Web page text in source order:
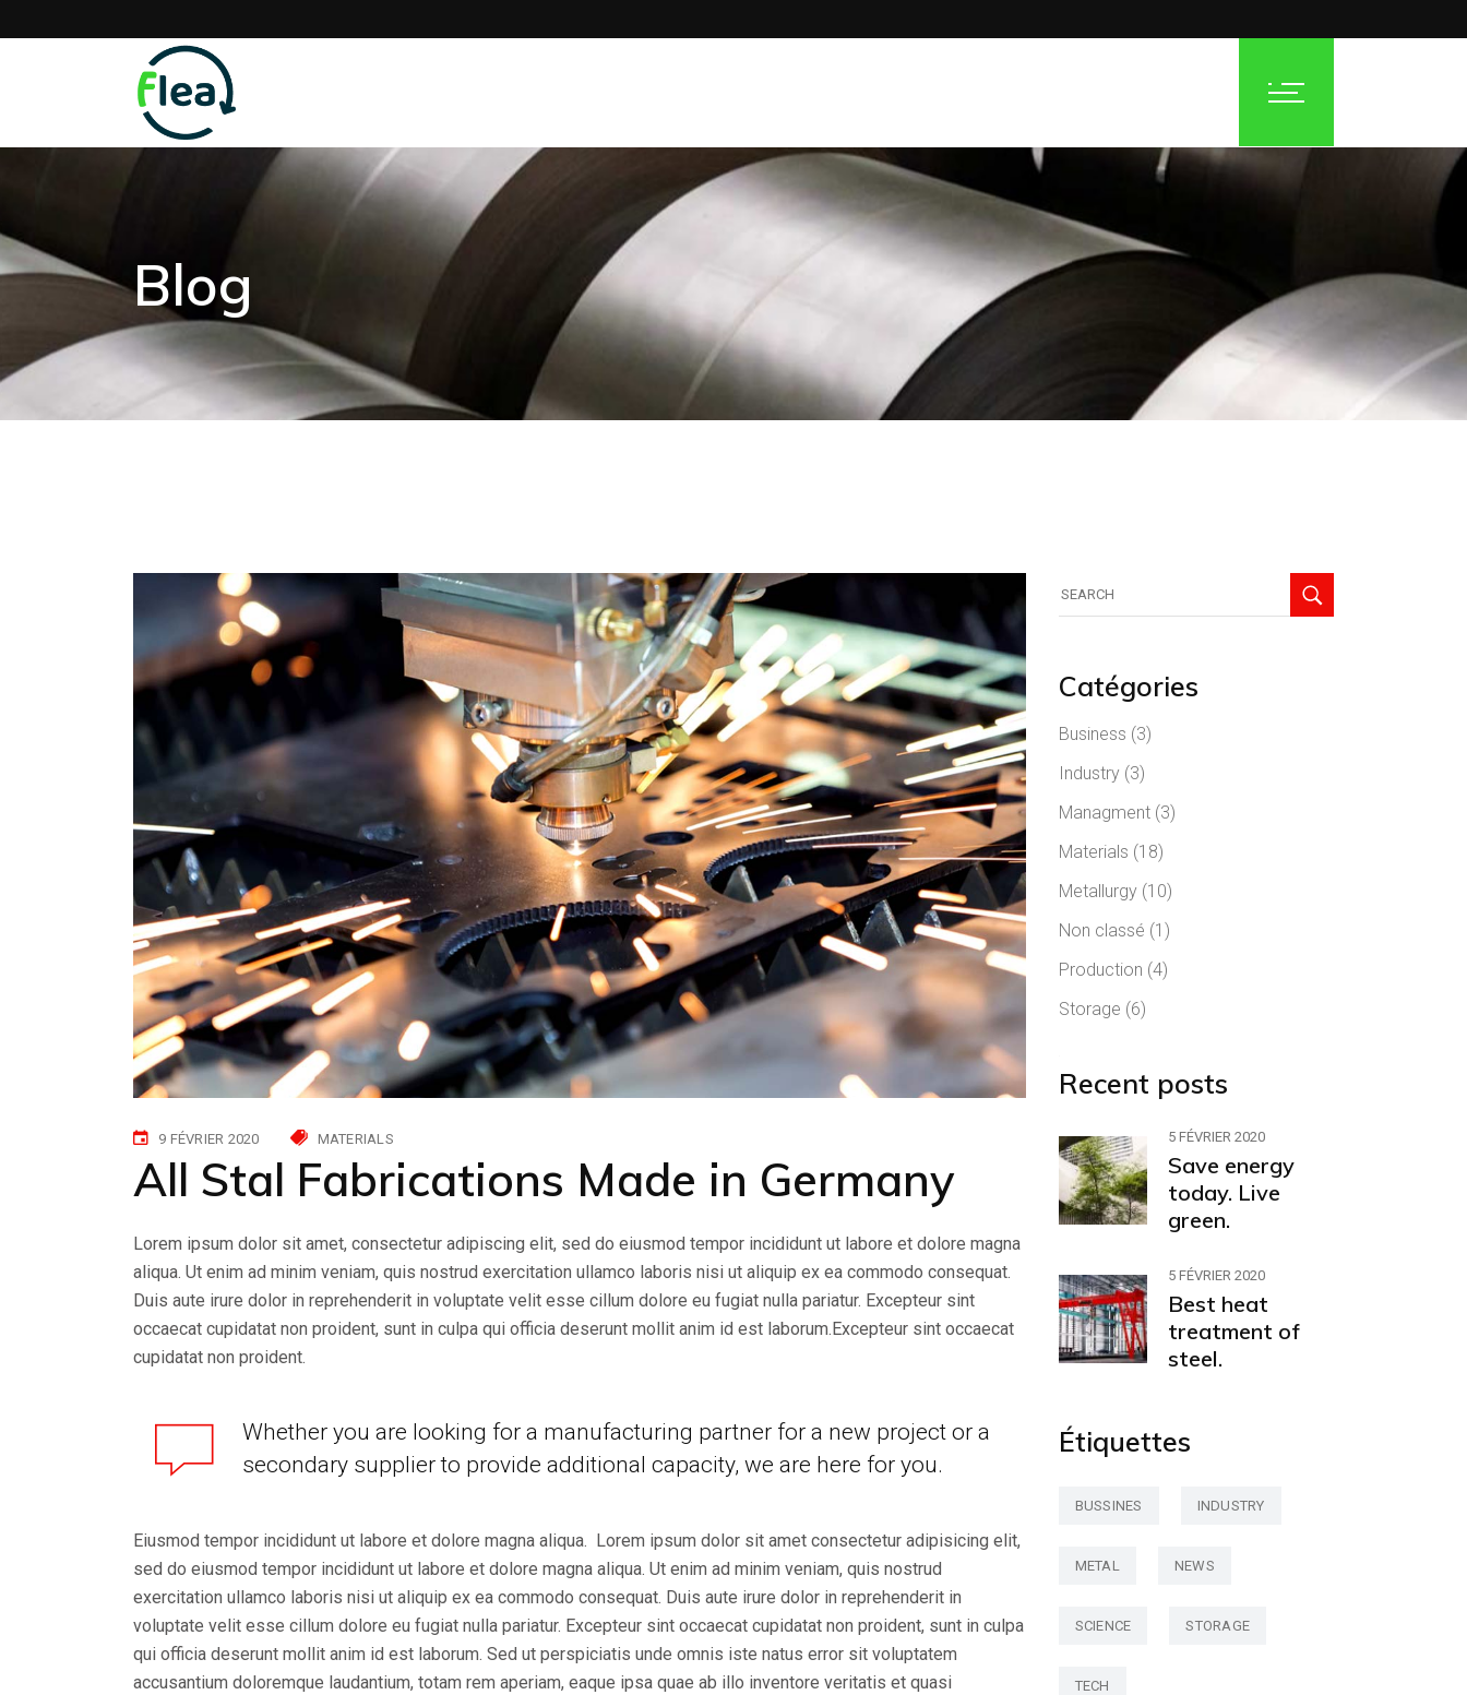
Blog
9 FÉVRIER 2020 MATERIALS
All Stal Fabrications Made in Germany
Lorem ipsum dolor sit amet, consectetur adipiscing elit, sed do eiusmod tempor incididunt ut labore et dolore magna
aliqua. Ut enim ad minim veniam, quis nostrud exercitation ullamco laboris nisi ut aliquip ex ea commodo consequat.
Duis aute irure dolor in reprehenderit in voluptate velit esse cillum dolore eu fugiat nulla pariatur. Excepteur sint
occaecat cupidatat non proident, sunt in culpa qui officia deserunt mollit anim id est laborum.Excepteur sint occaecat
cupidatat non proident.
Whether you are looking for a manufacturing partner for a new project or a
secondary supplier to provide additional capacity, we are here for you.
Eiusmod tempor incididunt ut labore et dolore magna aliqua. Lorem ipsum dolor sit amet consectetur adipisicing elit,
sed do eiusmod tempor incididunt ut labore et dolore magna aliqua. Ut enim ad minim veniam, quis nostrud
exercitation ullamco laboris nisi ut aliquip ex ea commodo consequat. Duis aute irure dolor in reprehenderit in
voluptate velit esse cillum dolore eu fugiat nulla pariatur. Excepteur sint occaecat cupidatat non proident, sunt in culpa
qui officia deserunt mollit anim id est laborum. Sed ut perspiciatis unde omnis iste natus error sit voluptatem
accusantium doloremque laudantium, totam rem aperiam, eaque ipsa quae ab illo inventore veritatis et quasi
Catégories
Business (3)
Industry(3)
Managment(3)
Materials (18)
Metallurgy(10)
Non classé (1)
Production (4)
Storage (6)
Recent posts
5 FÉVRIER 2020
Save energy
today. Live
green.
5 FÉVRIER 2020
Best heat
treatment of
steel.
Étiquettes
BUSSINES INDUSTRY
METAL NEWS
SCIENCE STORAGE
TECH